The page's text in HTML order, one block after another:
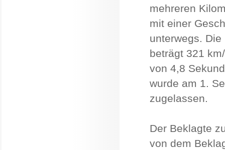
mehreren
mit einer
unterwegs.
beträgt 321
von 4,8
wurde am 1.
zugelassen.
Der Beklagte
von dem